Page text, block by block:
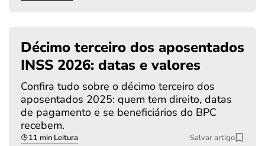
Décimo terceiro dos aposentados
INSS 2026: datas e valores
Confira tudo sobre o décimo terceiro dos
aposentados 2025: quem tem direito, datas
de pagamento e se beneficiários do BPC
recebem.
11 min Leitura Salvar artigo